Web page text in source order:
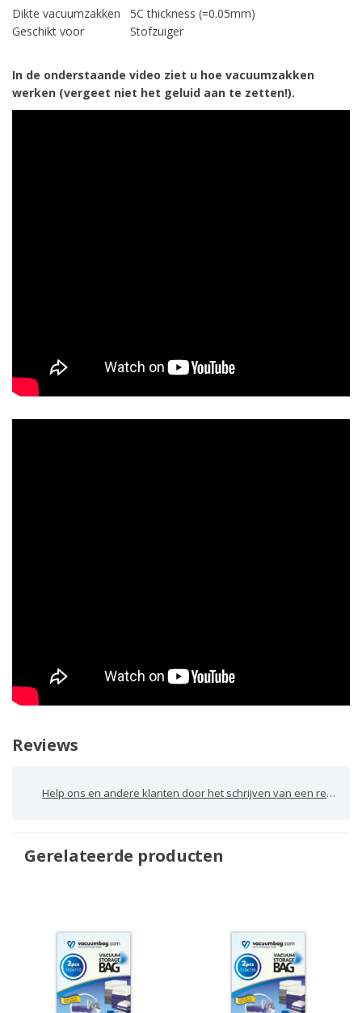
Dikte vacuumzakken
5C thickness (=0.05mm)
Geschikt voor
Stofzuiger
In de onderstaande video ziet u hoe vacuumzakken
werken (vergeet niet het geluid aan te zetten!).
Reviews
Help ons en andere klanten door het schrijven van een review
Gerelateerde producten